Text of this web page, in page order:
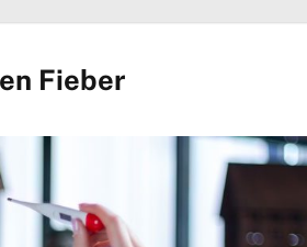
Fieber